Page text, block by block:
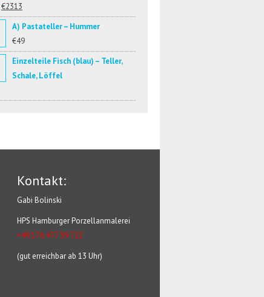
€2313
A) Pastateller – Hummer
€49
Einzelteile Fisch (blau) – Teller,
Schale, Löffel
Kontakt:
Gabi Bolinski
HPS Hamburger Porzellanmalerei
+49 176 477 39 722
(gut erreichbar ab 13 Uhr)